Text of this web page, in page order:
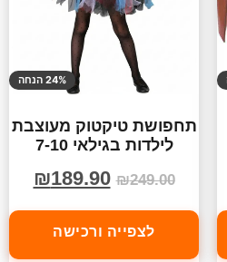
24% הנחה
תחפושת טיקטוק מעוצבת
לילדות בגילאי 7-10
₪249.00
₪189.90
לצפייה ורכישה